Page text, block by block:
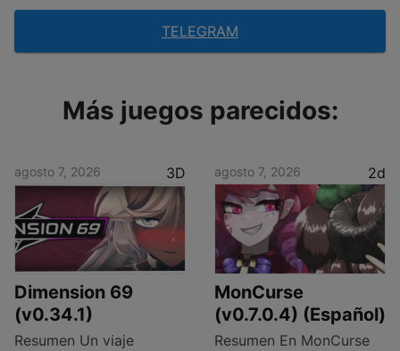
TELEGRAM
Más juegos parecidos:
agosto 7, 2026 3D
Dimension 69
(v0.34.1)
Resumen Un viaje
agosto 7, 2026 2d
MonCurse
(v0.7.0.4) (Español)
Resumen En MonCurse